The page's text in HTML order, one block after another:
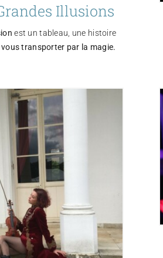
Illusions
est un tableau, une histoire
vous transporter par la magie.